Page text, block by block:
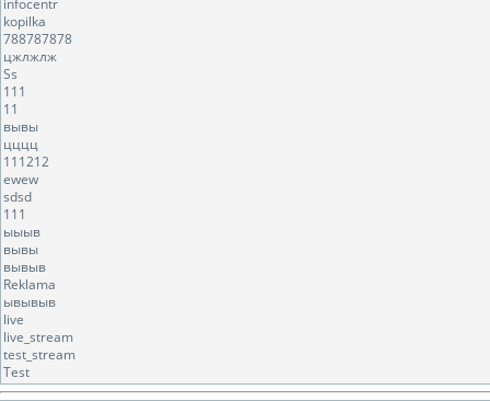
infocentr
kopilka
788787878
цжлжлж
Ss
111
11
вывы
цццц
111212
ewew
sdsd
111
ыыыв
вывы
вывыв
Reklama
ывывыв
live
live_stream
test_stream
Test